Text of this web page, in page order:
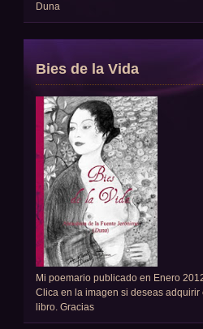
Duna
Bies de la Vida
Mi poemario publicado en Enero
Clica en la imagen si deseas adquirir
libro. Gracias